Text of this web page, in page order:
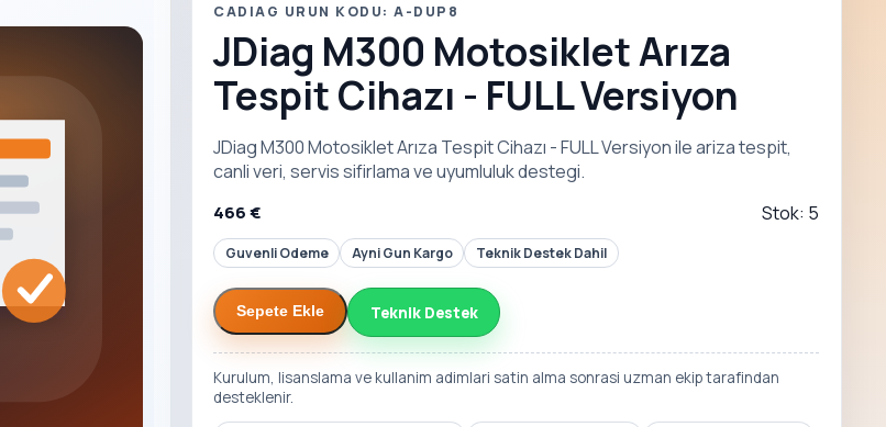
CADIAG URUN KODU: A-DUP8
JDiag M300 Motosiklet Arıza
Tespit Cihazı - FULL Versiyon
JDiag M300 Motosiklet Arıza Tespit Cihazı - FULL Versiyon ile ariza tespit,
canli veri, servis sifirlama ve uyumluluk destegi.
466 € Stok: 5
Guvenli Odeme Ayni Gun Kargo Teknik Destek Dahil
Sepete Ekle Teknik Destek
Kurulum, lisanslama ve kullanim adimlari satin alma sonrasi uzman ekip tarafindan
desteklenir.